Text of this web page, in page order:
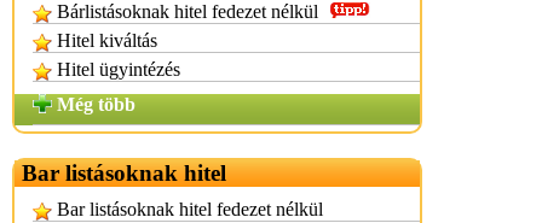
Bárlistásoknak hitel fedezet nélkül
Hitel kiváltás
Hitel ügyintézés
Még több
Bar listásoknak hitel
Bar listásoknak hitel fedezet nélkül